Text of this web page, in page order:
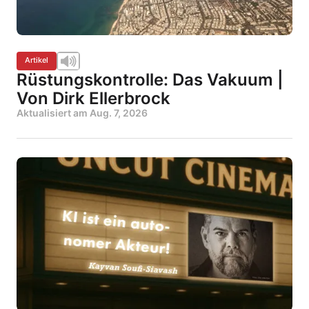
Artikel
Rüstungskontrolle: Das Vakuum |
Von Dirk Ellerbrock
Aktualisiert am Aug. 7, 2026